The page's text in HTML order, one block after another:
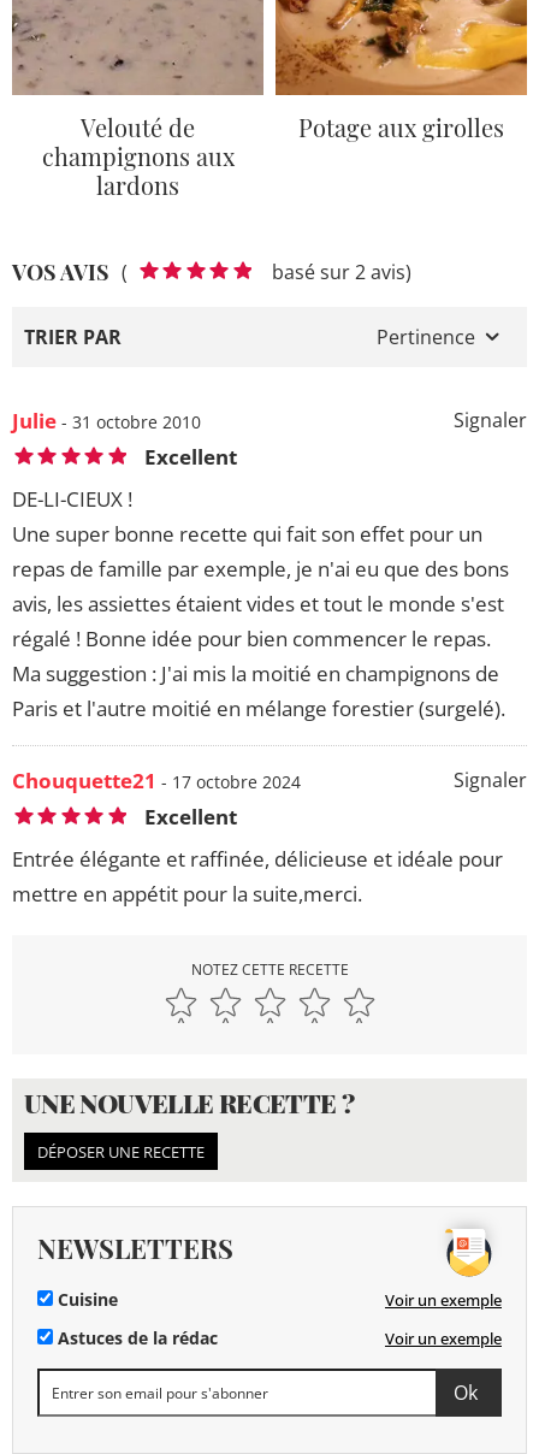
Velouté de
champignons aux
lardons
Potage aux girolles
VOS AVIS ( basé sur 2 avis)
TRIER PAR Pertinence
Signaler
Julie - 31 octobre 2010
Excellent
DE-LI-CIEUX !
Une super bonne recette qui fait son effet pour un
repas de famille par exemple, je n'ai eu que des bons
avis, les assiettes étaient vides et tout le monde s'est
régalé ! Bonne idée pour bien commencer le repas.
Ma suggestion : J'ai mis la moitié en champignons de
Paris et l'autre moitié en mélange forestier (surgelé).
Signaler
Chouquette21 - 17 octobre 2024
Excellent
Entrée élégante et raffinée, délicieuse et idéale pour
mettre en appétit pour la suite,merci.
NOTEZ CETTE RECETTE
UNE NOUVELLE RECETTE ?
DÉPOSER UNE RECETTE
NEWSLETTERS
Cuisine Voir un exemple
Astuces de la rédac Voir un exemple